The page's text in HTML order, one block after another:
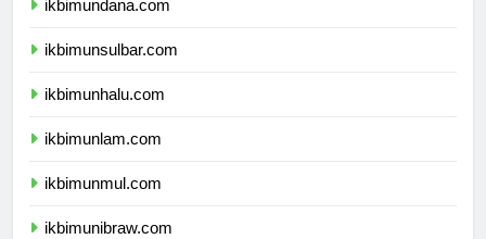
ikbimundana.com
ikbimunsulbar.com
ikbimunhalu.com
ikbimunlam.com
ikbimunmul.com
ikbimunibraw.com